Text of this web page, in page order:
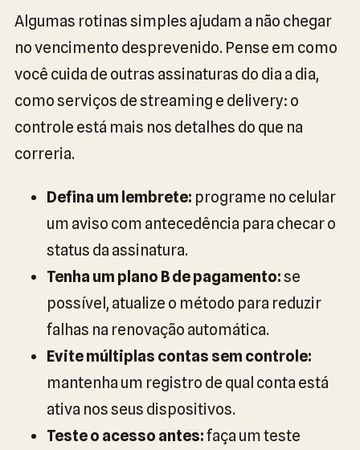
Algumas rotinas simples ajudam a não chegar
no vencimento desprevenido. Pense em como
você cuida de outras assinaturas do dia a dia,
como serviços de streaming e delivery: o
controle está mais nos detalhes do que na
correria.
Defina um lembrete: programe no celular
um aviso com antecedência para checar o
status da assinatura.
Tenha um plano B de pagamento:se
possível, atualize o método para reduzir
falhas na renovação automática.
Evite múltiplas contas sem controle:
mantenha um registro de qual conta está
ativa nos seus dispositivos.
Teste o acesso antes:faça um teste